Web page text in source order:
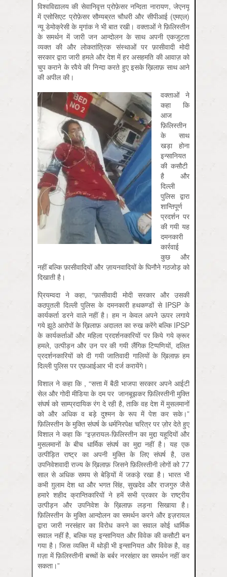
विश्वविद्यालय की सेवानिवृत्त प्रोफ़ेसर नन्दिता नारायण, जेएनयू
में एसोसिएट प्रोफ़ेसर सौम्यब्रत चौधरी और सीपीआई (एमएल)
न्यू डेमोक्रेसी के मृगांक ने भी बात रखी। वक्ताओं ने फ़िलिस्तीन
के समर्थन में जारी जन आन्दोलन के साथ अपनी एकजुटता
व्यक्त की और लोकतांत्रिक संस्थाओं पर फ़ासीवादी मोदी
सरकार द्वारा जारी हमले और देश में हर असहमति की आवाज़ को
चुप कराने के रवैये की निन्दा करते हुए इसके ख़िलाफ़ साथ आने
की अपील की।
वक्ताओं ने
कहा कि
आज
फ़िलिस्तीन
के साथ
खड़ा होना
इन्सानियत
की कसौटी
है और
दिल्ली
पुलिस द्वारा
शान्तिपूर्ण
प्रदर्शन पर
की गयी यह
दमनकारी
कार्रवाई
कुछ और
नहीं बल्कि फ़ासीवादियों और ज़ायनवादियों के घिनौने गठजोड़ को
दिखाती है।
प्रियम्वदा ने कहा, “फ़ासीवादी मोदी सरकार और उसकी
कठपुतली दिल्ली पुलिस के दमनकारी हथकण्डों से IPSP के
कार्यकर्ता डरने वाले नहीं है। हम न केवल अपने ऊपर लगाये
गये झूठे आरोपों के ख़िलाफ़ अदालत का रुख करेंगे बल्कि IPSP
के कार्यकर्ताओं और महिला प्रदर्शनकारियों पर किये गये क्रूर
हमले, उत्पीड़न और उन पर की गयी लैंगिक टिप्पणियों, दलित
प्रदर्शनकारियों को दी गयी जातिवादी गालियों के ख़िलाफ़ हम
दिल्ली पुलिस पर एफ़आईआर भी दर्ज करायेंगे।
विशाल ने कहा कि , “सत्ता में बैठी भाजपा सरकार अपने आईटी
सेल और गोदी मीडिया के दम पर जानबूझकर फ़िलिस्तीनी मुक्ति
संघर्ष को साम्प्रदायिक रंग दे रही है, ताकि वह देश में मुसलमानों
को और अधिक व बड़े दुश्मन के रूप में पेश कर सके।”
फ़िलिस्तीन के मुक्ति संघर्ष के धर्मनिरपेक्ष चरित्र पर ज़ोर देते हुए
विशाल ने कहा कि “इज़रायल-फ़िलिस्तीन का मुद्दा यहूदियों और
मुसलमानों के बीच धार्मिक संघर्ष का मुद्दा नहीं है। यह एक
उत्पीड़ित राष्ट्र का अपनी मुक्ति के लिए संघर्ष है, उस
उपनिवेशवादी राज्य के ख़िलाफ़ जिसने फ़िलिस्तीनी लोगों को 77
साल से अधिक समय से बेड़ियों में जकड़े रखा है। भारत भी
कभी ग़ुलाम देश था और भगत सिंह, सुखदेव और राजगुरु जैसे
हमारे शहीद क्रान्तिकारियों ने हमें सभी प्रकार के राष्ट्रीय
उत्पीड़न और उपनिवेश के ख़िलाफ़ लड़ना सिखाया है।
फ़िलिस्तीन के मुक्ति आन्दोलन का समर्थन करने और इज़रायल
द्वारा जारी नरसंहार का विरोध करने का सवाल कोई धार्मिक
सवाल नहीं है, बल्कि यह इन्सानियत और विवेक की कसौटी बन
गया है। जिस व्यक्ति में थोड़ी भी इन्सानियत और विवेक है, वह
ग़ज़ा में फ़िलिस्तीनी बच्चों के बर्बर नरसंहार का समर्थन नहीं कर
सकता।”